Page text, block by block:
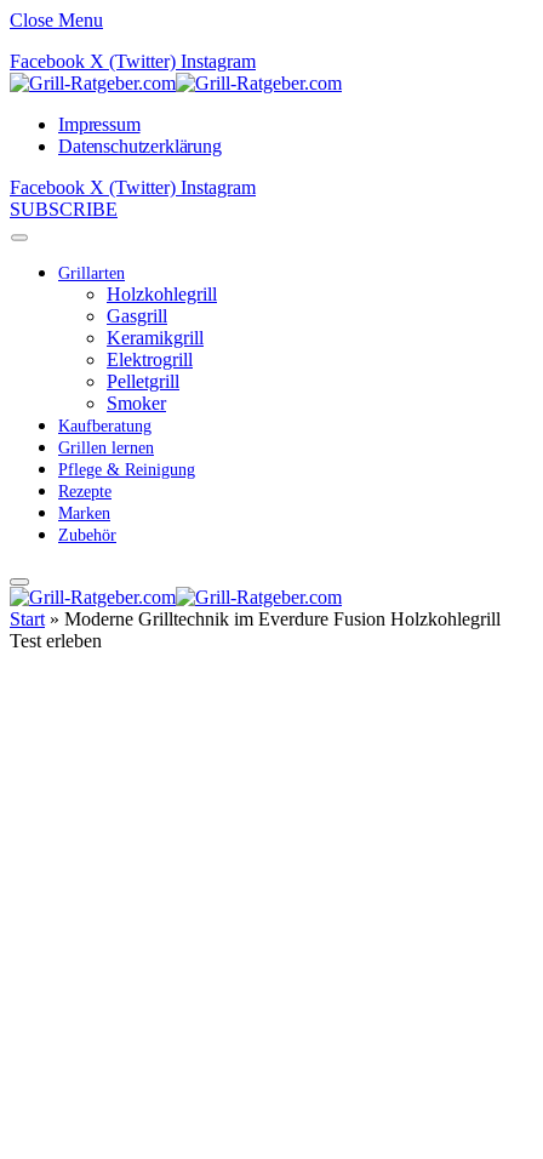
Close Menu
Facebook X (Twitter) Instagram
Impressum
Datenschutzerklärung
Facebook X (Twitter) Instagram
SUBSCRIBE
Grillarten
Holzkohlegrill
Gasgrill
Keramikgrill
Elektrogrill
Pelletgrill
Smoker
Kaufberatung
Grillen lernen
Pflege & Reinigung
Rezepte
Marken
Zubehör
Start » Moderne Grilltechnik im Everdure Fusion Holzkohlegrill
Test erleben